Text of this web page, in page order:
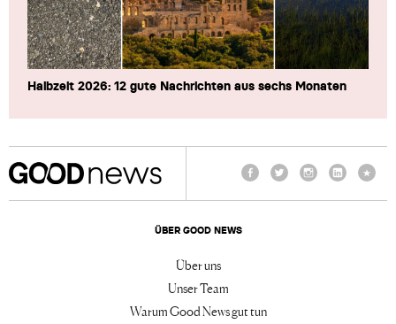
Halbzeit 2026: 12 gute Nachrichten aus sechs Monaten
ÜBER GOOD NEWS
Über uns
Unser Team
Warum Good News gut tun